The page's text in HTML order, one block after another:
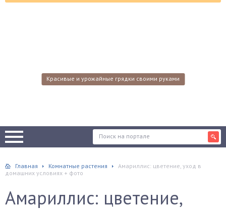
Красивые и урожайные грядки своими руками
Главная Комнатные растения
Амариллис: цветение, уход в
домашних условиях + фото
Амариллис: цветение,